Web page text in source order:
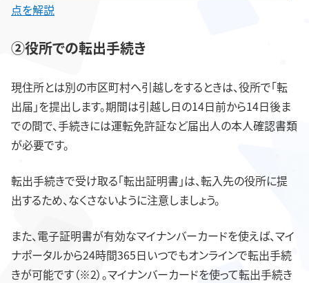
点を解説
②役所での転出手続き
現住所とは別の市区町村へ引越しをするときは、役所で「転
出届」を提出します。期間は引越し日の14日前から14日後ま
での間で、手続きには運転免許証など届出人の本人確認書類
が必要です。
転出手続きで受け取る「転出証明書」は、転入先の役所に提
出するため、なくさないように注意しましょう。
また、電子証明書が有効なマイナンバーカードを使えば、マイ
ナポータルから24時間365日いつでもオンラインで転出手続
きが可能です（※2）。マイナンバーカードを使って転出手続き